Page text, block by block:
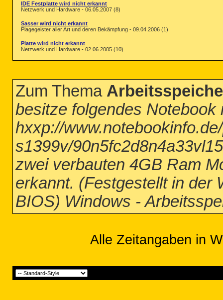
IDE Festplatte wird nicht erkannt
Netzwerk und Hardware - 06.05.2007 (8)
Sasser wird nicht erkannt
Plagegeister aller Art und deren Bekämpfung - 09.04.2006 (1)
Platte wird nicht erkannt
Netzwerk und Hardware - 02.06.2005 (10)
Zum Thema
besitze folgendes Notebook
hxxp://
s1399v/
zwei verbauten 4GB Ram
erkannt. (Festgestellt in der
BIOS) Windows -
Alle Zeitangaben in